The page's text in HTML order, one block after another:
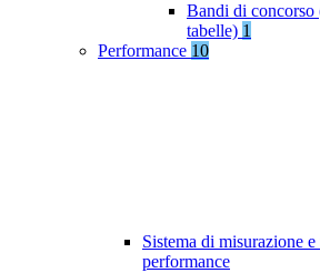
Bandi di concorso
tabelle) 1
Performance 10
Sistema di misurazione
performance